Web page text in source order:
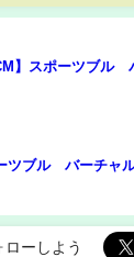
】スポーツブル
ツブル バーチャ
ローしよう